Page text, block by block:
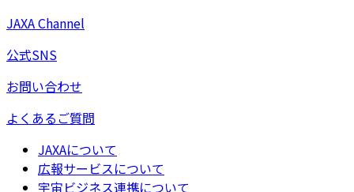
JAXA Channel
公式SNS
お問い合わせ
よくあるご質問
JAXAについて
広報サービスについて
宇宙ビジネス連携について